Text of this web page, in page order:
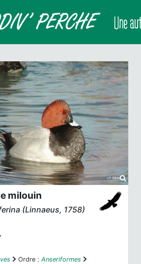
milouin
(Linnaeus, 1758)
Ordre : Anseriformes